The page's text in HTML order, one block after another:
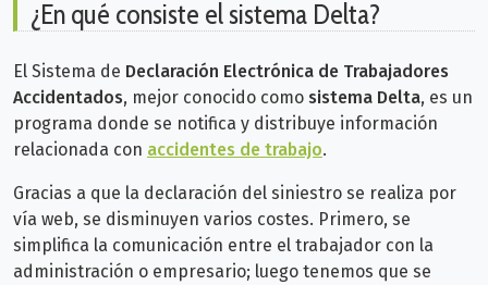
¿En qué consiste el sistema Delta?
El Sistema de Declaración Electrónica de Trabajadores
Accidentados, mejor conocido como sistema Delta, es un
programa donde se notifica y distribuye información
relacionada con accidentes de trabajo.
Gracias a que la declaración del siniestro se realiza por
vía web, se disminuyen varios costes. Primero, se
simplifica la comunicación entre el trabajador con la
administración o empresario; luego tenemos que se